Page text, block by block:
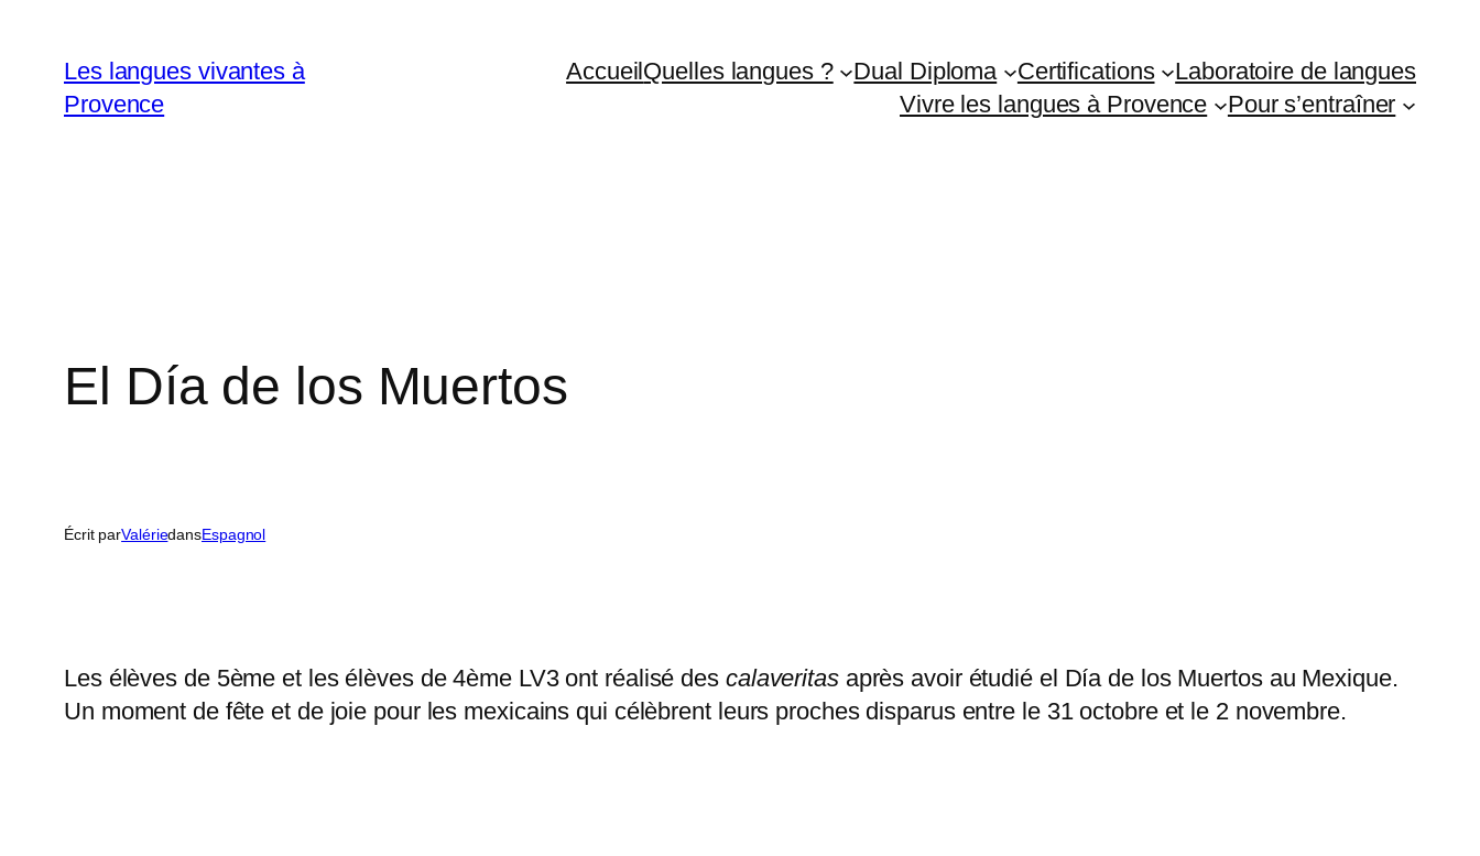
contenu
Les langues vivantes à
Provence
AccueilQuelles langues ? Dual Diploma Certifications
Laboratoire de langues
Vivre les langues à Provence
Pour s’entraîner
El Día de los Muertos
Écrit parValériedansEspagnol
Les élèves de 5ème et les élèves de 4ème LV3 ont réalisé des calaveritas après avoir étudié el Día de los Muertos au Mexique.
Un moment de fête et de joie pour les mexicains qui célèbrent leurs proches disparus entre le 31 octobre et le 2 novembre.